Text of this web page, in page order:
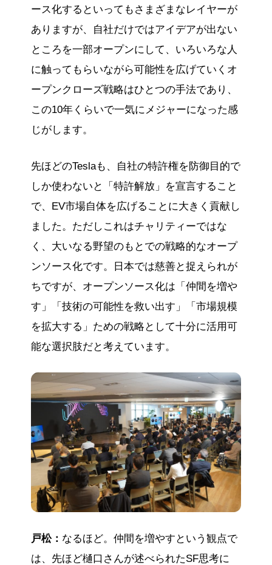
ース化するといってもさまざまなレイヤーが
ありますが、自社だけではアイデアが出ない
ところを一部オープンにして、いろいろな人
に触ってもらいながら可能性を広げていくオ
ープンクローズ戦略はひとつの手法であり、
この10年くらいで一気にメジャーになった感
じがします。
先ほどのTeslaも、自社の特許権を防御目的で
しか使わないと「特許解放」を宣言すること
で、EV市場自体を広げることに大きく貢献し
ました。ただしこれはチャリティーではな
く、大いなる野望のもとでの戦略的なオープ
ンソース化です。日本では慈善と捉えられが
ちですが、オープンソース化は「仲間を増や
す」「技術の可能性を救い出す」「市場規模
を拡大する」ための戦略として十分に活用可
能な選択肢だと考えています。
戸松： なるほど。仲間を増やすという観点で
は、先ほど樋口さんが述べられたSF思考に